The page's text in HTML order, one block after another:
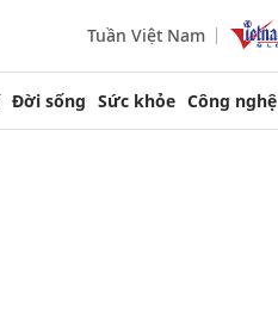
Tuần Việt Nam
Đời sống Sức khỏe Công nghệ